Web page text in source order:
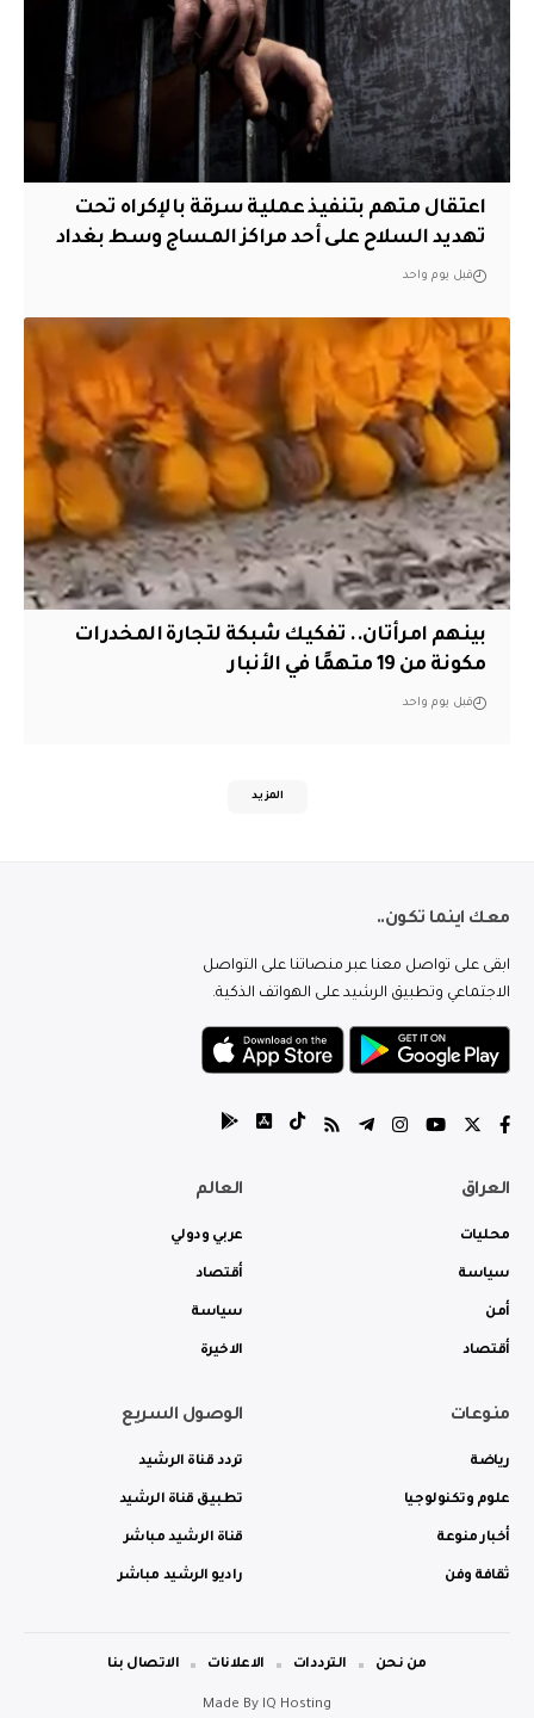
اعتقال متهم بتنفيذ عملية سرقة بالإكراه تحت
تهديد السلاح على أحد مراكز المساج وسط بغداد
قبل يوم واحد
بينهم امرأتان.. تفكيك شبكة لتجارة المخدرات
مكونة من 19 متهمًا في الأنبار
قبل يوم واحد
المزيد
معك اينما تكون..
ابقى على تواصل معنا عبر منصاتنا على التواصل
الاجتماعي وتطبيق الرشيد على الهواتف الذكية.
العراق
محليات
سياسة
أمن
أقتصاد
العالم
عربي ودولي
أقتصاد
سياسة
الاخيرة
منوعات
رياضة
علوم وتكنولوجيا
أخبار منوعة
ثقافة وفن
الوصول السريع
تردد قناة الرشيد
تطبيق قناة الرشيد
قناة الرشيد مباشر
راديو الرشيد مباشر
Made By IQ Hosting
من نحن الترددات الاعلانات الاتصال بنا